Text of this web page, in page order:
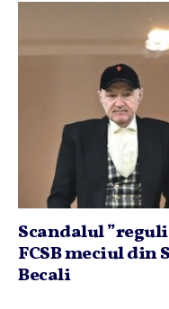
Scandalul
FCSB meciul din
Becali